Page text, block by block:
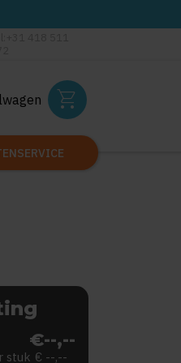
shopping_cart
€--,--
stuk € --,--